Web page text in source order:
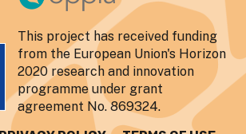
This project has received funding
from the European Union's Horizon
2020 research and innovation
programme under grant
agreement No. 869324.